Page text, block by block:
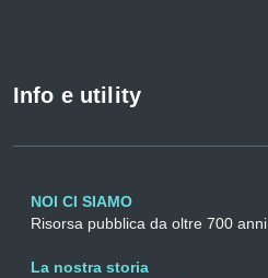
Info e utility
NOI CI SIAMO
Risorsa pubblica da oltre 700 anni
La nostra storia